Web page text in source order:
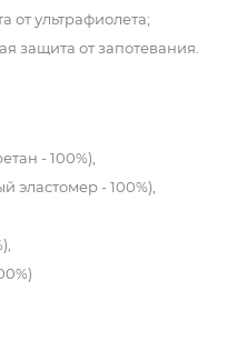
от ультрафиолета;
защита от запотевания.
- 100%),
эластомер - 100%),